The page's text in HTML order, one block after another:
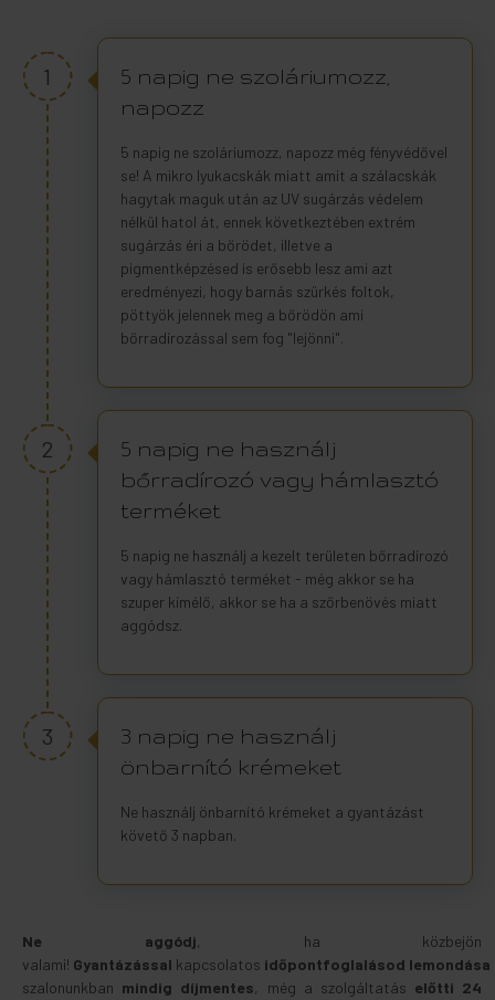
5 napig ne szoláriumozz,
napozz
5 napig ne szoláriumozz, napozz még fényvédővel
se! A mikro lyukacskák miatt amit a szálacskák
hagytak maguk után az UV sugárzás védelem
nélkül hatol át, ennek következtében extrém
sugárzás éri a bőrödet, illetve a
pigmentképzésed is erősebb lesz ami azt
eredményezi, hogy barnás szürkés foltok,
pöttyök jelennek meg a bőrödön ami
bőrradírozással sem fog "lejönni".
1
5 napig ne használj
bőrradírozó vagy hámlasztó
terméket
5 napig ne használj a kezelt területen bőrradírozó
vagy hámlasztó terméket - még akkor se ha
szuper kímélő, akkor se ha a szőrbenövés miatt
aggódsz.
2
3 napig ne használj
önbarnító krémeket
Ne használj önbarnító krémeket a gyantázást
követő 3 napban.
3
Ne aggódj , ha közbejön
valami! Gyantázással kapcsolatos időpontfoglalásod lemondása
szalonunkban mindig díjmentes , még a szolgáltatás előtti 24